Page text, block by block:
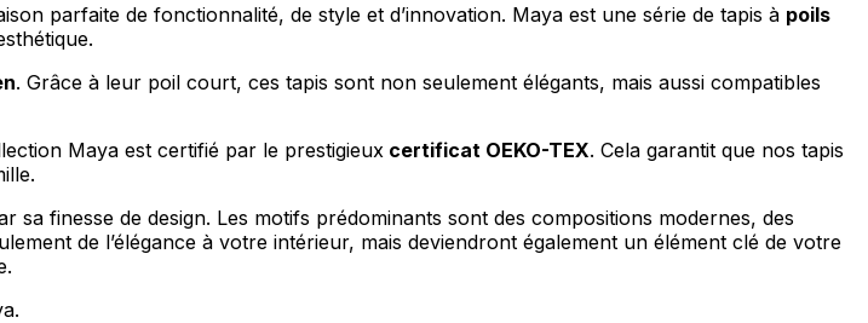
parfaite de fonctionnalité, de style et d’innovation. Maya est une série de tapis à poils
. Grâce à leur poil court, ces tapis sont non seulement élégants, mais aussi compatibles
Maya est certifié par le prestigieux certificat OEKO-TEX. Cela garantit que nos tapis
finesse de design. Les motifs prédominants sont des compositions modernes, des
de l’élégance à votre intérieur, mais deviendront également un élément clé de votre